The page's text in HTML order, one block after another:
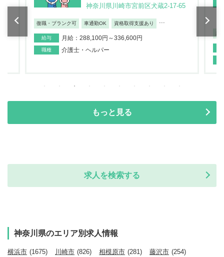
神奈川県川崎市宮前区犬蔵2-17-65
復職・ブランク可 車通勤OK 資格取得支援あり
給与 月給：288,100円～336,600円
職種 介護士・ヘルパー
未
もっと見る
求人を検索する
神奈川県のエリア別求人情報
横浜市 (1675) 川崎市 (826) 相模原市 (281) 藤沢市 (254)